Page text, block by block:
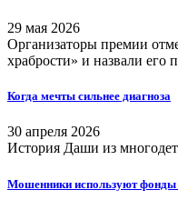
29 мая 2026
Организаторы премии
храбрости» и назвали
Когда мечты сильнее диагноза
30 апреля 2026
История Даши из
Мошенники используют фонды